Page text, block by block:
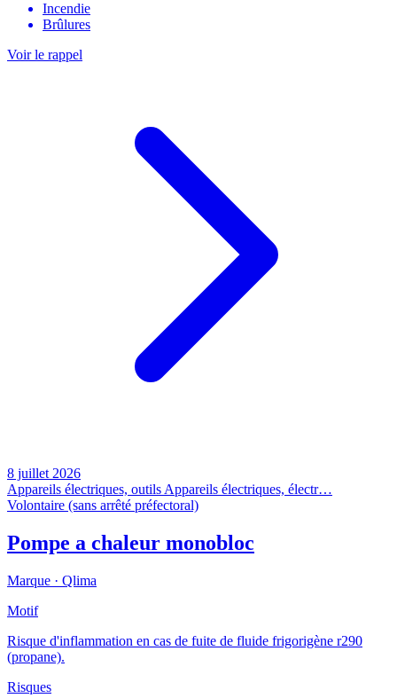
Incendie
Brûlures
Voir le rappel
8 juillet 2026
Appareils électriques, outils Appareils électriques, électr…
Volontaire (sans arrêté préfectoral)
Pompe a chaleur monobloc
Marque · Qlima
Motif
Risque d'inflammation en cas de fuite de fluide frigorigène r290
(propane).
Risques